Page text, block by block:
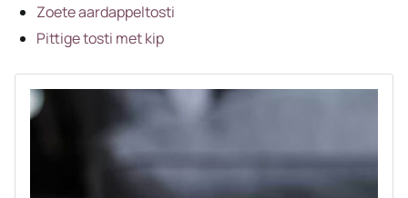
Zoete aardappeltosti
Pittige tosti met kip